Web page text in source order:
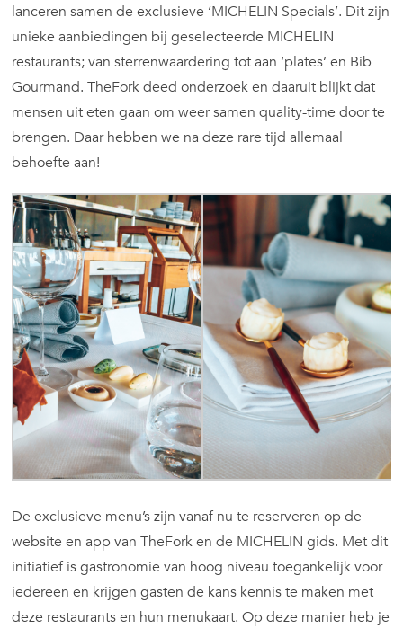
lanceren samen de exclusieve ‘MICHELIN Specials’. Dit zijn
unieke aanbiedingen bij geselecteerde MICHELIN
restaurants; van sterrenwaardering tot aan ‘plates’ en Bib
Gourmand. TheFork deed onderzoek en daaruit blijkt dat
mensen uit eten gaan om weer samen quality-time door te
brengen. Daar hebben we na deze rare tijd allemaal
behoefte aan!
De exclusieve menu’s zijn vanaf nu te reserveren op de
website en app van TheFork en de MICHELIN gids. Met dit
initiatief is gastronomie van hoog niveau toegankelijk voor
iedereen en krijgen gasten de kans kennis te maken met
deze restaurants en hun menukaart. Op deze manier heb je